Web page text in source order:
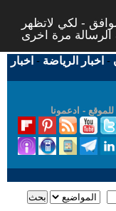
- لكي لاتظهر
- اخبار الرياضة - اخبار
للموقع - ادعمونا